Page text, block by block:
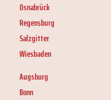
Osnabrück
Regensburg
Salzgitter
Wiesbaden
Augsburg
Bonn